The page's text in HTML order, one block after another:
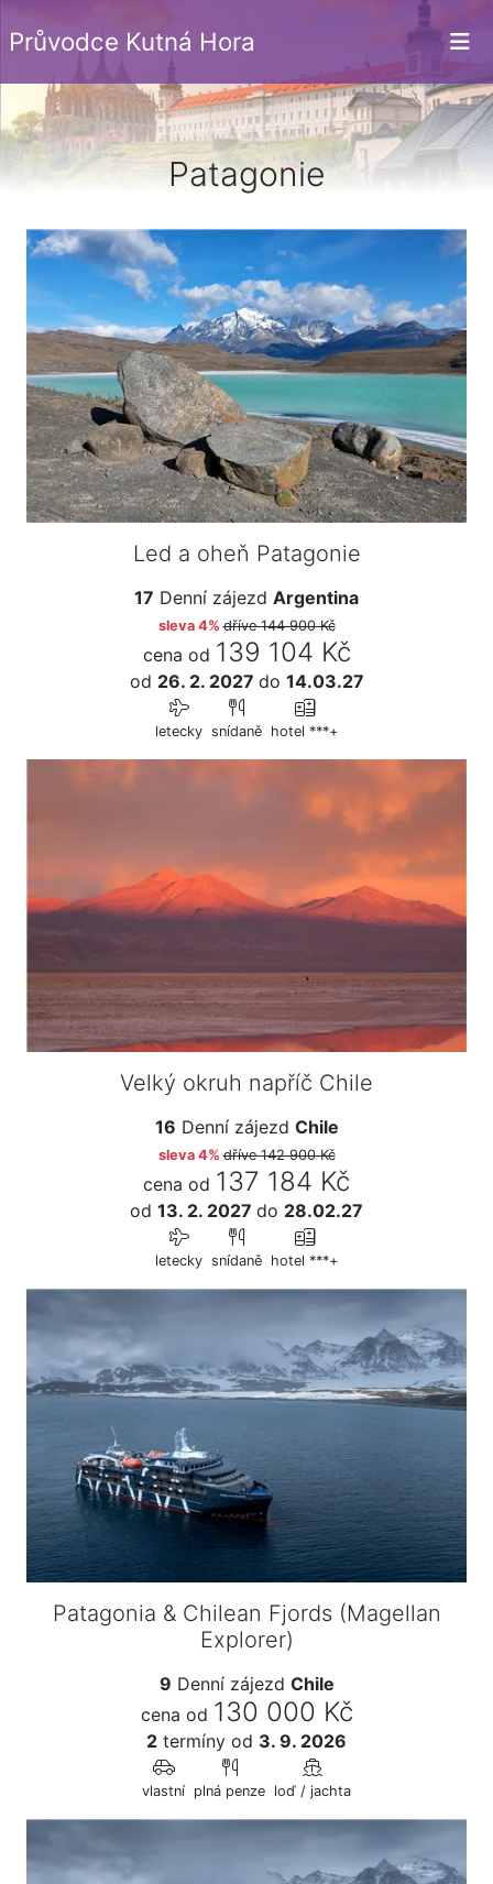
Průvodce Kutná Hora
Patagonie
Led a oheň Patagonie
17 Denní zájezd Argentina
sleva 4% dříve144 900 Kč
cena od 139 104 Kč
od 26. 2. 2027 do 14.03.27
letecky snídaně hotel ***+
Velký okruh napříč Chile
16 Denní zájezd Chile
sleva 4% dříve142 900 Kč
cena od 137 184 Kč
od 13. 2. 2027 do 28.02.27
letecky snídaně hotel ***+
Patagonia & Chilean Fjords (Magellan
Explorer)
9 Denní zájezd Chile
cena od 130 000 Kč
2 termíny od 3. 9. 2026
vlastní plná penze loď / jachta